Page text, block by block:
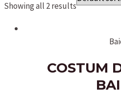
Showing all 2 results
COSTUM